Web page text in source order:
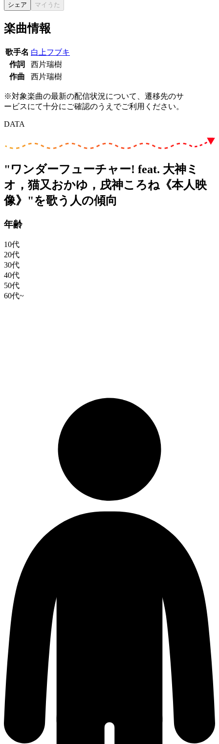
シェア マイうた
楽曲情報
歌手名 白上フブキ
作詞
西片瑞樹
作曲
西片瑞樹
※対象楽曲の最新の配信状況について、遷移先のサ
ービスにて十分にご確認のうえでご利用ください。
DATA
"ワンダーフューチャー! feat. 大神ミ
オ，猫又おかゆ，戌神ころね《本人映
像》"を歌う人の傾向
年齢
10代
20代
30代
40代
50代
60代~